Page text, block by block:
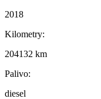
2018
Kilometry:
204132 km
Palivo:
diesel